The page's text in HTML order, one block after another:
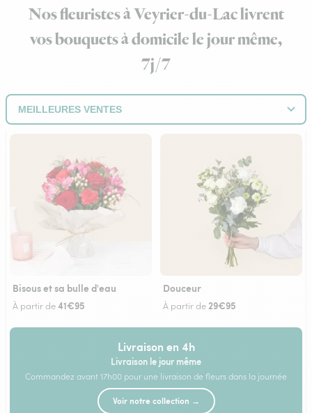
Nos fleuristes à Veyrier-du-Lac livrent
vos bouquets à domicile le jour même,
7j/7
Bisous et sa bulle d'eau
À partir de41€95
Douceur
À partir de29€95
Livraison en 4h
Livraison le jour même
Commandez avant 17h00 pour une livraison de fleurs dans la journée
Voir notre collection →